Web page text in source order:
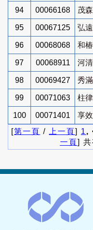
94 00066168 茂
95 00067125 弘
96 00068068 和
97 00068911 河
98 00069427 秀
99 00071063 柱
100 00071401
享
[第一頁 / 上一頁] 1 ,
一頁] 共